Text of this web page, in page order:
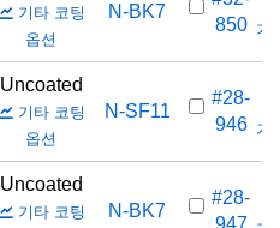
기타 코팅
옵션
N-BK7
850 가
Uncoated
기타 코팅
옵션
N-SF11
#28-
946 가
Uncoated
기타 코팅
N-BK7
#28-
947